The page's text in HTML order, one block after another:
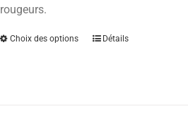
rougeurs.
Choix des options Détails